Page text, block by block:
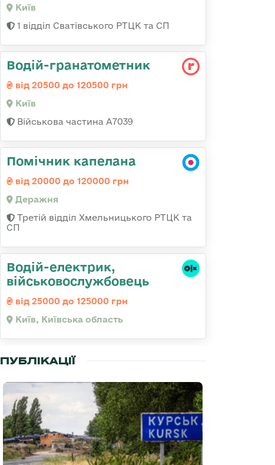
Київ
1 відділ Сватівського РТЦК та СП
Водій-гранатометник
від 20500 до 120500 грн
Київ
Військова частина А7039
Помічник капелана
від 20000 до 120000 грн
Деражня
Третій відділ Хмельницького РТЦК та
СП
Водій-електрик,
військовослужбовець
від 25000 до 125000 грн
Київ, Київська область
ПУБЛІКАЦІЇ